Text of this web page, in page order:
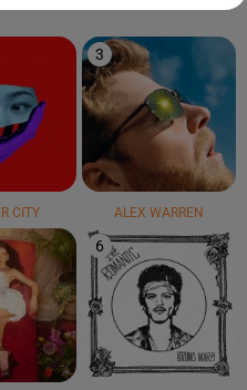
CITY
3
ALEX WARREN
6